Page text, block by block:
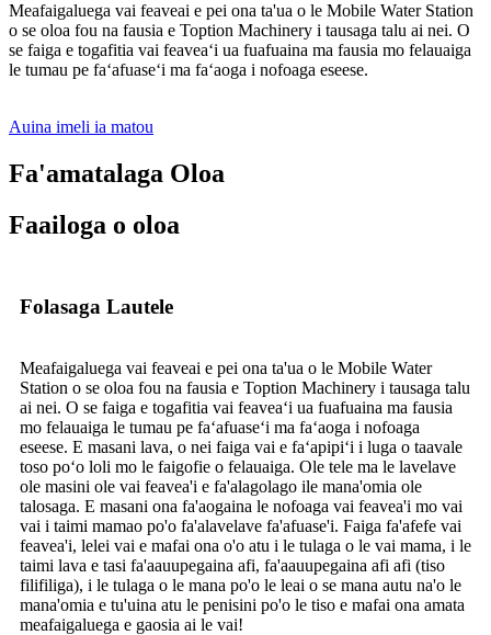
Meafaigaluega vai feaveai e pei ona ta'ua o le Mobile Water Station
o se oloa fou na fausia e Toption Machinery i tausaga talu ai nei. O
se faiga e togafitia vai feaveaʻi ua fuafuaina ma fausia mo felauaiga
le tumau pe faʻafuaseʻi ma faʻaoga i nofoaga eseese.
Auina imeli ia matou
Fa'amatalaga Oloa
Faailoga o oloa
Folasaga Lautele
Meafaigaluega vai feaveai e pei ona ta'ua o le Mobile Water
Station o se oloa fou na fausia e Toption Machinery i tausaga talu
ai nei. O se faiga e togafitia vai feaveaʻi ua fuafuaina ma fausia
mo felauaiga le tumau pe faʻafuaseʻi ma faʻaoga i nofoaga
eseese. E masani lava, o nei faiga vai e faʻapipiʻi i luga o taavale
toso poʻo loli mo le faigofie o felauaiga. Ole tele ma le lavelave
ole masini ole vai feavea'i e fa'alagolago ile mana'omia ole
talosaga. E masani ona fa'aogaina le nofoaga vai feavea'i mo vai
vai i taimi mamao po'o fa'alavelave fa'afuase'i. Faiga fa'afefe vai
feavea'i, lelei vai e mafai ona o'o atu i le tulaga o le vai mama, i le
taimi lava e tasi fa'aauupegaina afi, fa'aauupegaina afi afi (tiso
filifiliga), i le tulaga o le mana po'o le leai o se mana autu na'o le
mana'omia e tu'uina atu le penisini po'o le tiso e mafai ona amata
meafaigaluega e gaosia ai le vai!